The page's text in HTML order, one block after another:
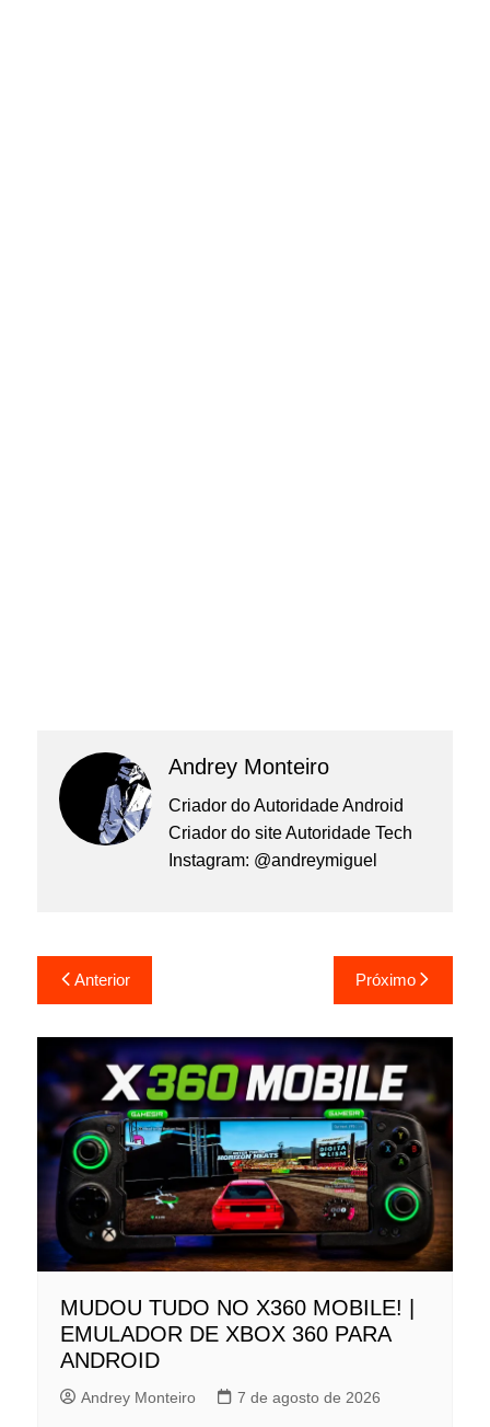
Andrey Monteiro
Criador do Autoridade Android
Criador do site Autoridade Tech
Instagram: @andreymiguel
Navegação
de
Post
Anterior Próximo
MUDOU TUDO NO X360 MOBILE! |
EMULADOR DE XBOX 360 PARA
ANDROID
Andrey Monteiro 7 de agosto de 2026